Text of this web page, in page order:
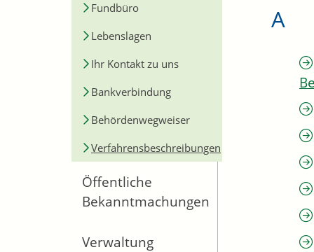
Fundbüro
Lebenslagen
Ihr Kontakt zu uns
Bankverbindung
Behördenwegweiser
Verfahrensbeschreibungen
Öffentliche
Bekanntmachungen
Verwaltung
A